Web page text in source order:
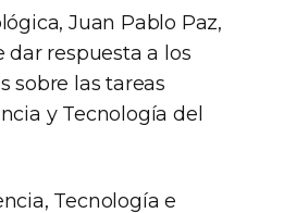
Juan Pablo Paz,
respuesta a los
sobre las tareas
y Tecnología del
Tecnología e